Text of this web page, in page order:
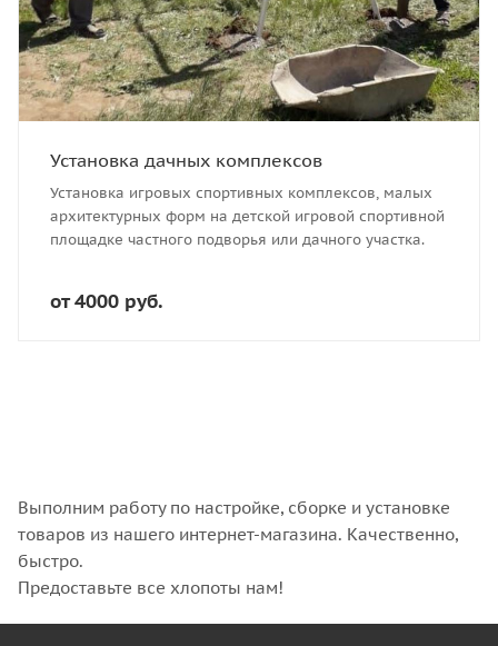
Установка дачных комплексов
Установка игровых спортивных комплексов, малых
архитектурных форм на детской игровой спортивной
площадке частного подворья или дачного участка.
от 4000 руб.
Выполним работу по настройке, сборке и установке
товаров из нашего интернет-магазина. Качественно,
быстро.
Предоставьте все хлопоты нам!